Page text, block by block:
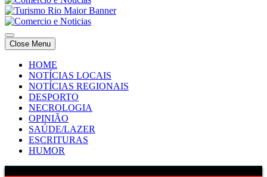
Comercio e Noticias
Notícias e Publicidade Online
Comercio e Noticias
Notícias e Publicidade Online
Close Menu
HOME
NOTÍCIAS LOCAIS
NOTÍCIAS REGIONAIS
DESPORTO
NECROLOGIA
OPINIÃO
SAÚDE/LAZER
ESCRITURAS
HUMOR